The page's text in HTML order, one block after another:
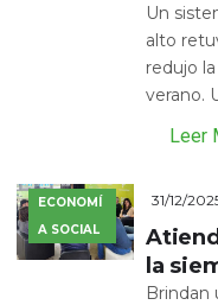
Un
alto
redujo
verano.
Leer
ECONOMÍ
A SOCIAL
31/12/
la
Brindan